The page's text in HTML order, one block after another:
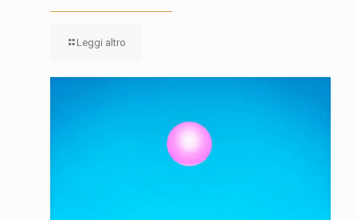
Leggi altro